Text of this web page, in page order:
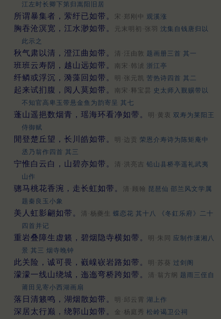
江左时长卿下第归嵩阳旧居
所谓暴集者，萦纡已如带。 宋·郑刚中 观溪涨
胸吞沧溟宽，江水渺如带。 元末明初·张羽 沈集自钱唐归以
此示之
秋气肃以清，澄江曲如带。 清·汪由敦 题画册三首 其一
班班云寿阴，越山远如带。 南宋·韩淲 浙江亭
纤鳞或浮沉，漪藻回如带。 明·张元凯 苦热诗四首 其二
起来试扪腹，阅人莫如带。 南宋·释宝昙
史太师入觐赐带以
不知官高卑玉带悬金鱼为韵寄呈 其七
蓬山遥挹数烟青，瑶海环看净如带。 明·黄衷 双寿为莱阳王
侍御赋
閒登楚丘望，长川皓如带。 明·边贡 荣恩介寿诗为陈矩庵中
丞乃翁作四首 其三
宁惟白云白，山碧亦如带。 清·洪亮吉 铅山县桥亭遥礼武夷
山作
骢马桃花香涴，走长虹如带。 清·顾翰 琵琶仙 邵兰风文学属
题秦良玉小象
美人虹影翩如带。 清·杨夔生 蝶恋花 其十八 《冬釭乐府》二十
四首并记
重岩叠障生虚籁，碧烟隐寺横如带。 明·朱同 应制作潇湘八
景 其三 烟寺晚钟
此关险，诚可畏，巀嵲嵚岩路如带。 明·苏葵 过剑阁
濛濛一线山绕城，迤迤弯桥跨如带。 清·翁方纲 题雨三侄自
莆田见寄小西湖画扇
落日清籁鸣，湖烟散如带。 明·邱云霄 湖上作
深居太行巅，绕郭山如带。 金·杨庭秀 松岭谒卫公祠